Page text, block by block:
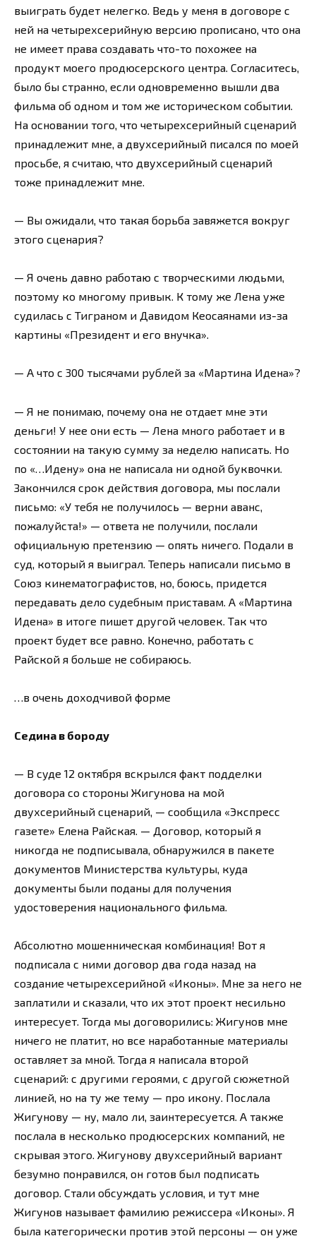
выиграть будет нелегко. Ведь у меня в договоре с
ней на четырехсерийную версию прописано, что она
не имеет права создавать что-то похожее на
продукт моего продюсерского центра. Согласитесь,
было бы странно, если одновременно вышли два
фильма об одном и том же историческом событии.
На основании того, что четырехсерийный сценарий
принадлежит мне, а двухсерийный писался по моей
просьбе, я считаю, что двухсерийный сценарий
тоже принадлежит мне.
— Вы ожидали, что такая борьба завяжется вокруг
этого сценария?
— Я очень давно работаю с творческими людьми,
поэтому ко многому привык. К тому же Лена уже
судилась с Тиграном и Давидом Кеосаянами из-за
картины «Президент и его внучка».
— А что с 300 тысячами рублей за «Мартина Идена»?
— Я не понимаю, почему она не отдает мне эти
деньги! У нее они есть — Лена много работает и в
состоянии на такую сумму за неделю написать. Но
по «…Идену» она не написала ни одной буквочки.
Закончился срок действия договора, мы послали
письмо: «У тебя не получилось — верни аванс,
пожалуйста!» — ответа не получили, послали
официальную претензию — опять ничего. Подали в
суд, который я выиграл. Теперь написали письмо в
Союз кинематографистов, но, боюсь, придется
передавать дело судебным приставам. А «Мартина
Идена» в итоге пишет другой человек. Так что
проект будет все равно. Конечно, работать с
Райской я больше не собираюсь.
…в очень доходчивой форме
Седина в бороду
— В суде 12 октября вскрылся факт подделки
договора со стороны Жигунова на мой
двухсерийный сценарий, — сообщила «Экспресс
газете» Елена Райская. — Договор, который я
никогда не подписывала, обнаружился в пакете
документов Министерства культуры, куда
документы были поданы для получения
удостоверения национального фильма.
Абсолютно мошенническая комбинация! Вот я
подписала с ними договор два года назад на
создание четырехсерийной «Иконы». Мне за него не
заплатили и сказали, что их этот проект несильно
интересует. Тогда мы договорились: Жигунов мне
ничего не платит, но все наработанные материалы
оставляет за мной. Тогда я написала второй
сценарий: с другими героями, с другой сюжетной
линией, но на ту же тему — про икону. Послала
Жигунову — ну, мало ли, заинтересуется. А также
послала в несколько продюсерских компаний, не
скрывая этого. Жигунову двухсерийный вариант
безумно понравился, он готов был подписать
договор. Стали обсуждать условия, и тут мне
Жигунов называет фамилию режиссера «Иконы». Я
была категорически против этой персоны — он уже